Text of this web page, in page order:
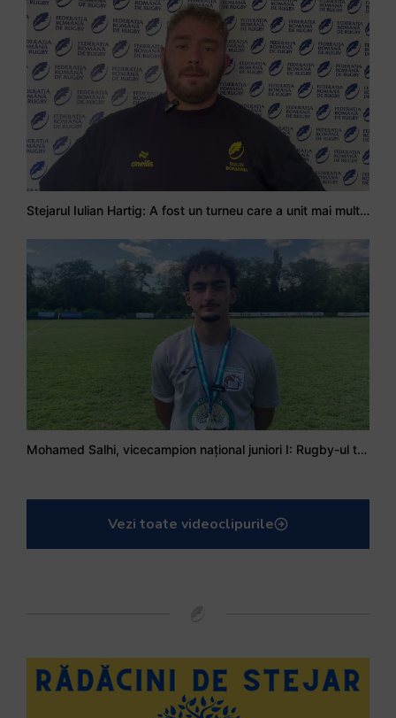
Stejarul Iulian Hartig: A fost un turneu care a unit mai mult echipa
Mohamed Salhi, vicecampion național juniori I: Rugby-ul te învață să accepți și înfrângerile
Vezi toate videoclipurile